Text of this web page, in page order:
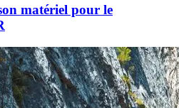
matériel pour le